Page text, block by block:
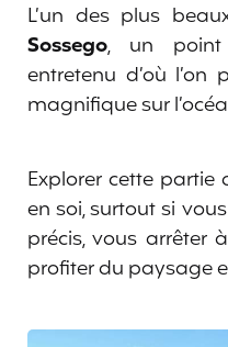
L’un des plus
Sossego, un point
entretenu d’où
magnifique sur
Explorer cette partie
en soi, surtout si
précis, vous arrêter
profiter du paysage